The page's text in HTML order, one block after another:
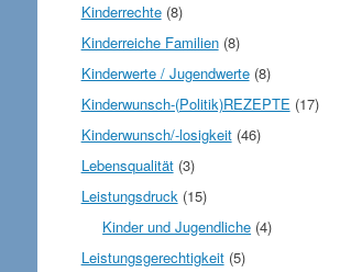
Kinderrechte(8)
Kinderreiche Familien(8)
Kinderwerte / Jugendwerte(8)
Kinderwunsch-(Politik)REZEPTE (17)
Kinderwunsch/-losigkeit(46)
Lebensqualität(3)
Leistungsdruck(15)
Kinder und Jugendliche (4)
Leistungsgerechtigkeit(5)